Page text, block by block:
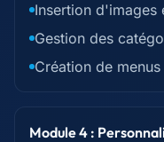
Insertion d'images
Gestion des
Création de menus
Module 4 :